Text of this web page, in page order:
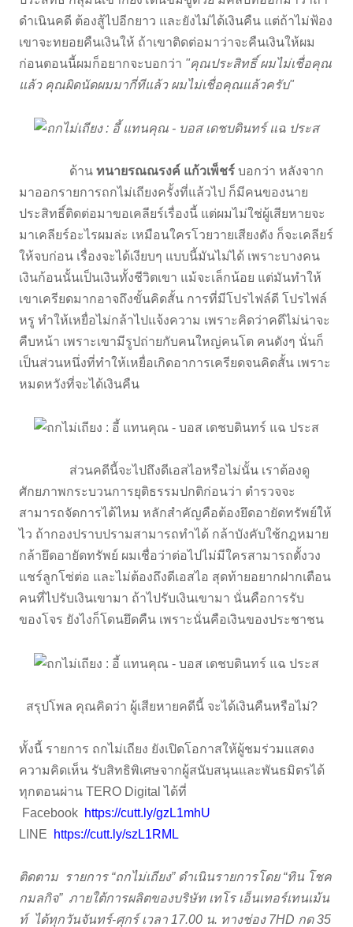
ดำเนินคดี ต้องสู้ไปอีกยาว และยังไม่ได้เงินคืน แต่ถ้าไม่ฟ้อง
เขาจะทยอยคืนเงินให้ ถ้าเขาติดต่อมาว่าจะคืนเงินให้ผม
ก่อนตอนนี้ผมก็อยากจะบอกว่า "คุณประสิทธิ์ ผมไม่เชื่อคุณ
แล้ว คุณผิดนัดผมมากี่ทีแล้ว ผมไม่เชื่อคุณแล้วครับ"
ด้าน ทนายรณณรงค์ แก้วเพ็ชร์ บอกว่า หลังจาก
มาออกรายการถกไม่เถียงครั้งที่แล้วไป ก็มีคนของนาย
ประสิทธิ์ติดต่อมาขอเคลียร์เรื่องนี้ แต่ผมไม่ใช่ผู้เสียหายจะ
มาเคลียร์อะไรผมล่ะ เหมือนใครโวยวายเสียงดัง ก็จะเคลียร์
ให้จบก่อน เรื่องจะได้เงียบๆ แบบนี้มันไม่ได้ เพราะบางคน
เงินก้อนนั้นเป็นเงินทั้งชีวิตเขา แม้จะเล็กน้อย แต่มันทำให้
เขาเครียดมากอาจถึงขั้นคิดสั้น การที่มีโปรไฟล์ดี โปรไฟล์
หรู ทำให้เหยื่อไม่กล้าไปแจ้งความ เพราะคิดว่าคดีไม่น่าจะ
คืบหน้า เพราะเขามีรูปถ่ายกับคนใหญ่คนโต คนดังๆ นั่นก็
เป็นส่วนหนึ่งที่ทำให้เหยื่อเกิดอาการเครียดจนคิดสั้น เพราะ
หมดหวังที่จะได้เงินคืน
ส่วนคดีนี้จะไปถึงดีเอสไอหรือไม่นั้น เราต้องดู
ศักยภาพกระบวนการยุติธรรมปกติก่อนว่า ตำรวจจะ
สามารถจัดการได้ไหม หลักสำคัญคือต้องยึดอายัดทรัพย์ให้
ไว ถ้ากองปราบปรามสามารถทำได้ กล้าบังคับใช้กฎหมาย
กล้ายึดอายัดทรัพย์ ผมเชื่อว่าต่อไปไม่มีใครสามารถตั้งวง
แชร์ลูกโซ่ต่อ และไม่ต้องถึงดีเอสไอ สุดท้ายอยากฝากเตือน
คนที่ไปรับเงินเขามา ถ้าไปรับเงินเขามา นั่นคือการรับ
ของโจร ยังไงก็โดนยึดคืน เพราะนั่นคือเงินของประชาชน
สรุปโพล คุณคิดว่า ผู้เสียหายคดีนี้ จะได้เงินคืนหรือไม่?
ทั้งนี้ รายการ ถกไม่เถียง ยังเปิดโอกาสให้ผู้ชมร่วมแสดง
ความคิดเห็น รับสิทธิพิเศษจากผู้สนับสนุนและพันธมิตรได้
ทุกตอนผ่าน TERO Digital ได้ที่
Facebook https://cutt.ly/gzL1mhU
LINE
https://cutt.ly/szL1RML
ติดตาม รายการ “ถกไม่เถียง” ดำเนินรายการโดย “ทิน โชค
กมลกิจ” ภายใต้การผลิตของบริษัท เทโร เอ็นเทอร์เทนเม้น
ท์ ได้ทุกวันจันทร์-ศุกร์ เวลา 17.00 น. ทางช่อง 7HD กด 35